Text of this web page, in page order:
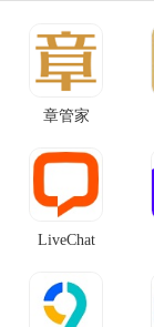
章管家
LiveChat